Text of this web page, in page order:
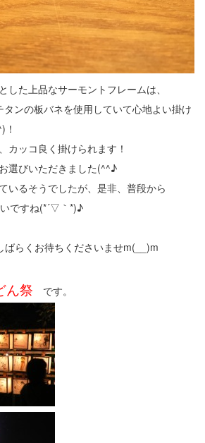
した上品なサーモントフレームは、
ンの板バネを使用していて心地よい掛け
カッコ良く掛けられます！
選びいただきました(^^♪
いるそうでしたが、是非、普段から
ですね(*´▽｀*)♪
ばらくお待ちくださいませm(__)m
ん祭 です。